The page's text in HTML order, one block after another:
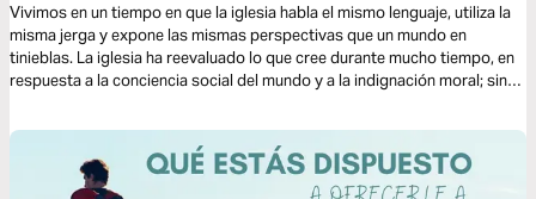
Vivimos en un tiempo en que la iglesia habla el mismo lenguaje, utiliza la
misma jerga y expone las mismas perspectivas que un mundo en
tinieblas. La iglesia ha reevaluado lo que cree durante mucho tiempo, en
respuesta a la conciencia social del mundo y a la indignación moral; sin
por lo que es genuinamente moral según las Escrituras.